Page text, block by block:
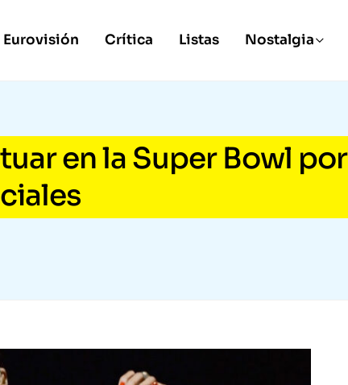
Eurovisión Crítica Listas Nostalgia
en la Super Bowl por